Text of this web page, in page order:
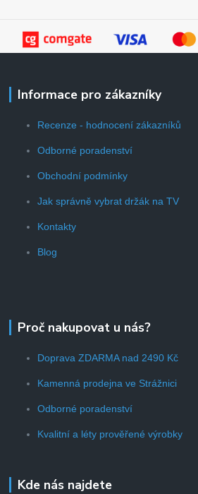
Informace pro zákazníky
Recenze - hodnocení zákazníků
Odborné poradenství
Obchodní podmínky
Jak správně vybrat držák na TV
Kontakty
Blog
Proč nakupovat u nás?
Doprava ZDARMA nad 2490 Kč
Kamenná prodejna ve Strážnici
Odborné poradenství
Kvalitní a léty prověřené výrobky
Kde nás najdete